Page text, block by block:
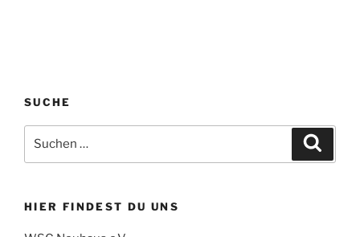
SUCHE
nach:
HIER FINDEST DU UNS